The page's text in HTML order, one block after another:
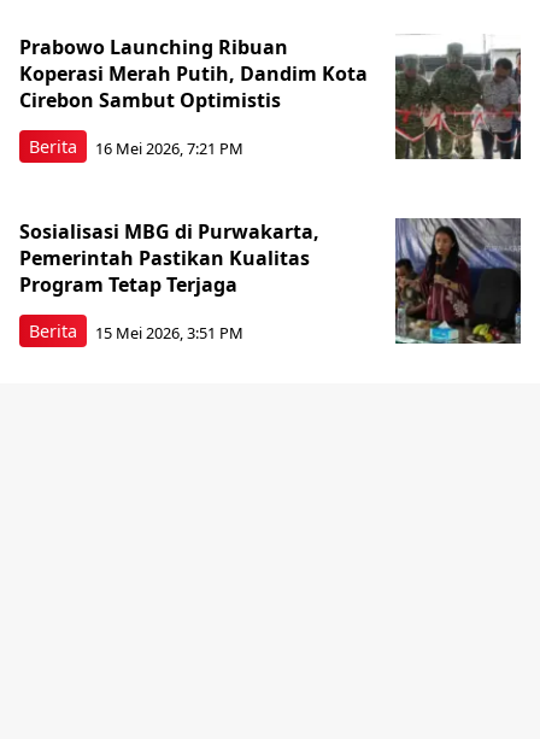
Berita
Prabowo Launching Ribuan
Koperasi Merah Putih, Dandim Kota
Cirebon Sambut Optimistis
16 Mei 2026, 7:21 PM
Berita
Sosialisasi MBG di Purwakarta,
Pemerintah Pastikan Kualitas
Program Tetap Terjaga
15 Mei 2026, 3:51 PM